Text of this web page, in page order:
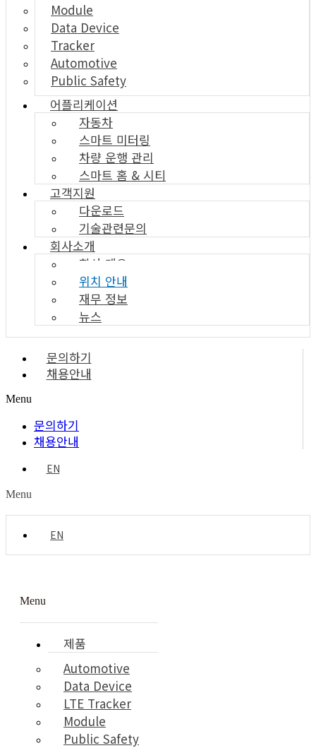
Module
Data Device
Tracker
Automotive
Public Safety
어플리케이션
자동차
스마트 미터링
차량 운행 관리
스마트 홈 & 시티
고객지원
다운로드
기술관련문의
회사소개
회사 개요
위치 안내
재무 정보
뉴스
문의하기
채용안내
Menu
문의하기
채용안내
EN
Menu
EN
Menu
제품
Automotive
Data Device
LTE Tracker
Module
Public Safety